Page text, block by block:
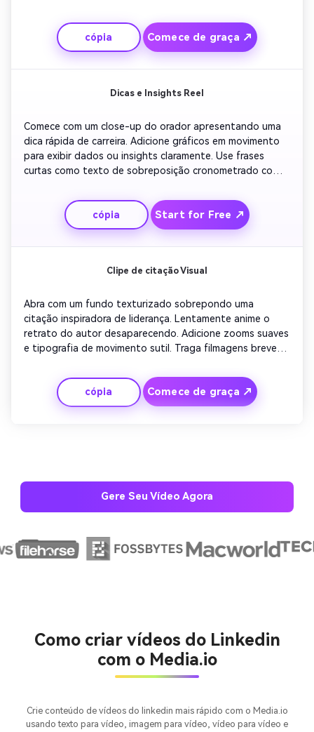
depoimentos. Inclua ritmo otimista e voz confiante.
Mantenha os visuais enquadrados em torno do
crescimento e desempenho. Terminar com um outro de
marca que incentiva a networking e a colaboração.
cópia Comece de graça ↗
Dicas e Insights Reel
Comece com um close-up do orador apresentando uma
dica rápida de carreira. Adicione gráficos em movimento
para exibir dados ou insights claramente. Use frases
curtas como texto de sobreposição cronometrado com a
relevantes. Inclua uma legenda final convidando
comentários ou compartilhamentos. Mantenha o ritmo
rápido, mas profissional para incentivar a visualização
cópia Start for Free ↗
Clipe de citação Visual
Abra com um fundo texturizado sobrepondo uma
citação inspiradora de liderança. Lentamente anime o
retrato do autor desaparecendo. Adicione zooms suaves
e tipografia de movimento sutil. Traga filmagens breves
fundo instrumental ambiental para evocar positividade.
Termine com um simples apelo reforçando os valores ou a
voz da marca.
cópia Comece de graça ↗
Gere Seu Vídeo Agora
Como criar vídeos do Linkedin
com o Media.io
Crie conteúdo de vídeos do linkedin mais rápido com o Media.io
usando texto para vídeo, imagem para vídeo, vídeo para vídeo e
Crie imagens com
IA sem limites.
100% grátis!